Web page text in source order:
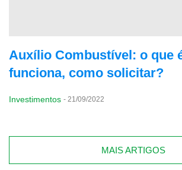
Auxílio Combustível: o que
funciona, como solicitar?
Investimentos - 21/09/2022
MAIS ARTIGOS